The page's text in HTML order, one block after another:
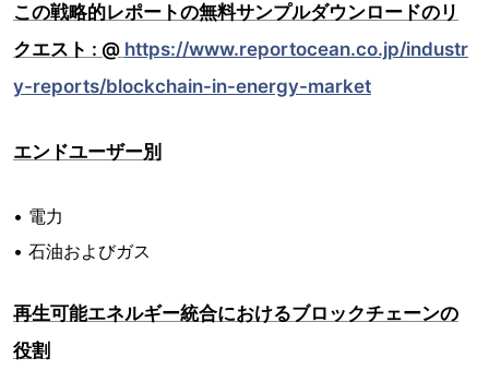
この戦略的レポートの無料サンプルダウンロードのリ
クエスト : @ https://www.reportocean.co.jp/industr
y-reports/blockchain-in-energy-market
エンドユーザー別
• 電力
• 石油およびガス
再生可能エネルギー統合におけるブロックチェーンの
役割